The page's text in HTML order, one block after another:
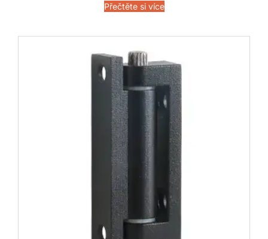
Přečtěte si více